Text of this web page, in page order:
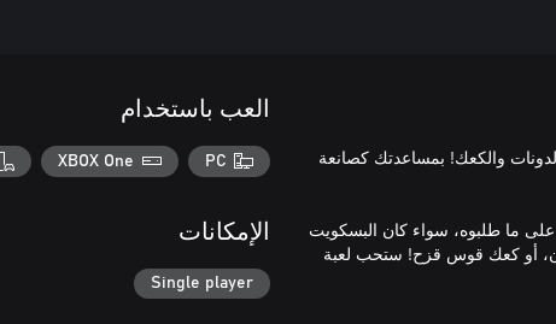
والكعك! بمساعدتك كصانعة
ما طلبوه، سواء كان البسكويت
أو كعك قوس قزح! ستحب لعبة
العب باستخدام
PC
XBOX One
الإمكانات
Single player